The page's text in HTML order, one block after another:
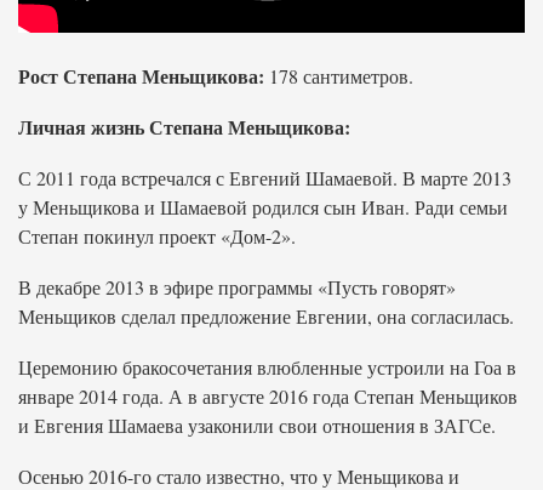
Рост Степана Меньщикова: 178 сантиметров.
Личная жизнь Степана Меньщикова:
С 2011 года встречался с Евгений Шамаевой. В марте 2013
у Меньщикова и Шамаевой родился сын Иван. Ради семьи
Степан покинул проект «Дом-2».
В декабре 2013 в эфире программы «Пусть говорят»
Меньщиков сделал предложение Евгении, она согласилась.
Церемонию бракосочетания влюбленные устроили на Гоа в
январе 2014 года. А в августе 2016 года Степан Меньщиков
и Евгения Шамаева узаконили свои отношения в ЗАГСе.
Осенью 2016-го стало известно, что у Меньщикова и